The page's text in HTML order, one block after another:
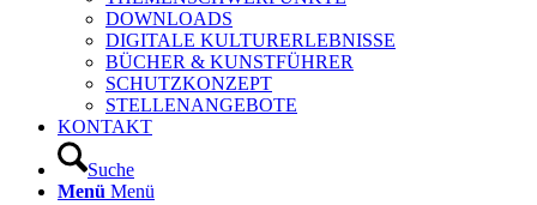
DOWNLOADS
DIGITALE KULTURERLEBNISSE
BÜCHER & KUNSTFÜHRER
SCHUTZKONZEPT
STELLENANGEBOTE
KONTAKT
Suche
Menü Menü